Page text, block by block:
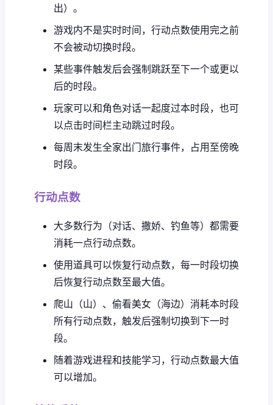
出）。
游戏内不是实时时间，行动点数使用完之前
不会被动切换时段。
某些事件触发后会强制跳跃至下一个或更以
后的时段。
玩家可以和角色对话一起度过本时段，也可
以点击时间栏主动跳过时段。
每周末发生全家出门旅行事件，占用至傍晚
时段。
行动点数
大多数行为（对话、撒娇、钓鱼等）都需要
消耗一点行动点数。
使用道具可以恢复行动点数，每一时段切换
后恢复行动点数至最大值。
爬山（山）、偷看美女（海边）消耗本时段
所有行动点数，触发后强制切换到下一时
段。
随着游戏进程和技能学习，行动点数最大值
可以增加。